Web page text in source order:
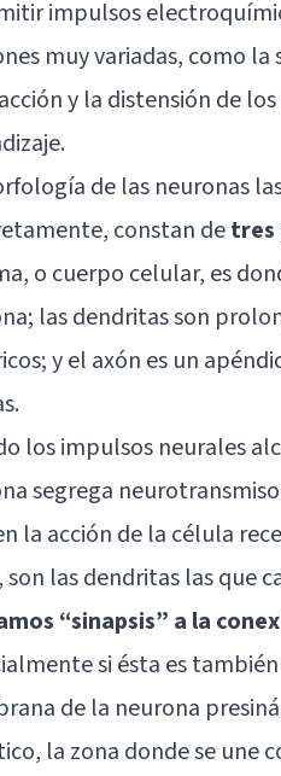
impulsos
muy variadas, como
y la distensión de
de las neuronas
constan detres
o cuerpo celular, es
lasdendritasson
y el axón es un
los impulsos neurales
segrega
la acción de la célula
son las dendritas las que
“sinapsis” a la
si ésta es
de la neurona
la zona donde se une